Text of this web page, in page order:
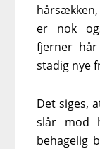
er nok
fjerner
stadig nye
Det siges,
slår mod
behagelig